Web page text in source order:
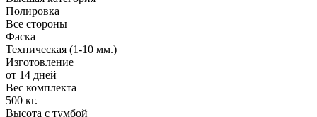
Полировка
Все стороны
Фаска
Техническая (1-10 мм.)
Изготовление
от 14 дней
Вес комплекта
500 кг.
Высота с тумбой